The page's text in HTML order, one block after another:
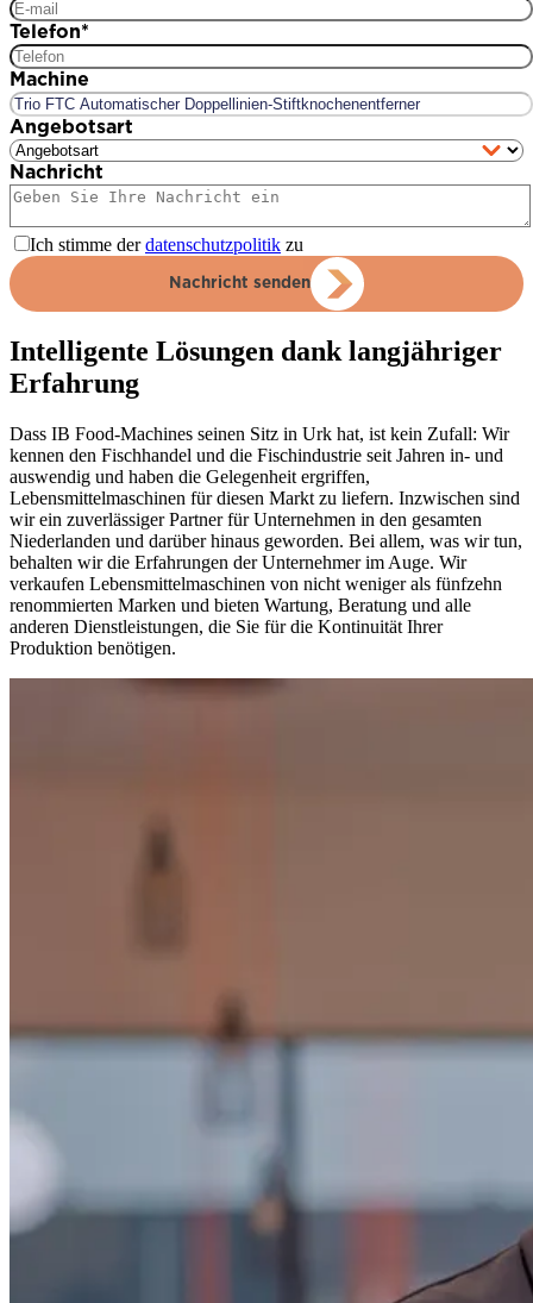
Telefon*
Machine
Angebotsart
Nachricht
Ich stimme derdatenschutzpolitik zu
Nachricht senden
Intelligente Lösungen dank langjähriger
Erfahrung
Dass IB Food-Machines seinen Sitz in Urk hat, ist kein Zufall: Wir
kennen den Fischhandel und die Fischindustrie seit Jahren in- und
auswendig und haben die Gelegenheit ergriffen,
Lebensmittelmaschinen für diesen Markt zu liefern. Inzwischen sind
wir ein zuverlässiger Partner für Unternehmen in den gesamten
Niederlanden und darüber hinaus geworden. Bei allem, was wir tun,
behalten wir die Erfahrungen der Unternehmer im Auge. Wir
verkaufen Lebensmittelmaschinen von nicht weniger als fünfzehn
renommierten Marken und bieten Wartung, Beratung und alle
anderen Dienstleistungen, die Sie für die Kontinuität Ihrer
Produktion benötigen.